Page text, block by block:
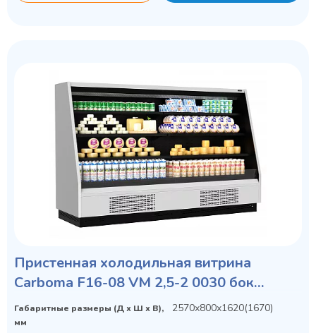
Пристенная холодильная витрина
Carboma F16-08 VM 2,5-2 0030 бок
металл с зеркалом
Габаритные размеры (Д х Ш х В),
мм
2570х800х1620(1670)
Privacy notice